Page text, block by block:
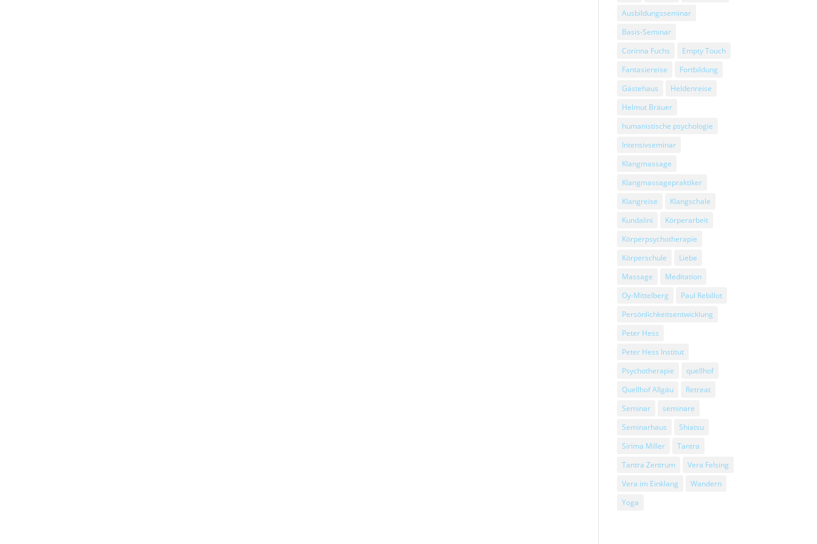
Ausbildungsseminar
Basis-Seminar
Corinna Fuchs
Empty Touch
Fantasiereise
Fortbildung
Gästehaus
Heldenreise
Helmut Bräuer
humanistische psychologie
Intensivseminar
Klangmassage
Klangmassagepraktiker
Klangreise
Klangschale
Kundalini
Körperarbeit
Körperpsychotherapie
Körperschule
Liebe
Massage
Meditation
Oy-Mittelberg
Paul Rebillot
Persönlichkeitsentwicklung
Peter Hess
Peter Hess Institut
Psychotherapie
quellhof
Quellhof Allgäu
Retreat
Seminar
seminare
Seminarhaus
Shiatsu
Sirima Miller
Tantra
Tantra Zentrum
Vera Felsing
Vera im Einklang
Wandern
Yoga